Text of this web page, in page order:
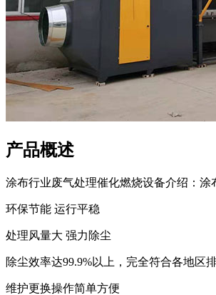
产品概述
涂布行业废气处理催化燃烧设备介绍：
环保节能 运行平稳
处理风量大 强力除尘
除尘效率达99.9%以上，完全符合各地区
维护更换操作简单方便